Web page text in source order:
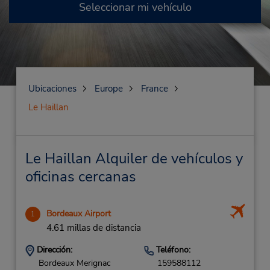
Seleccionar mi vehículo
Ubicaciones Europe
France
Le Haillan
Le Haillan Alquiler de vehículos y
oficinas cercanas
1 Bordeaux Airport
4.61 millas de distancia
Dirección:
Bordeaux Merignac
Teléfono:
159588112